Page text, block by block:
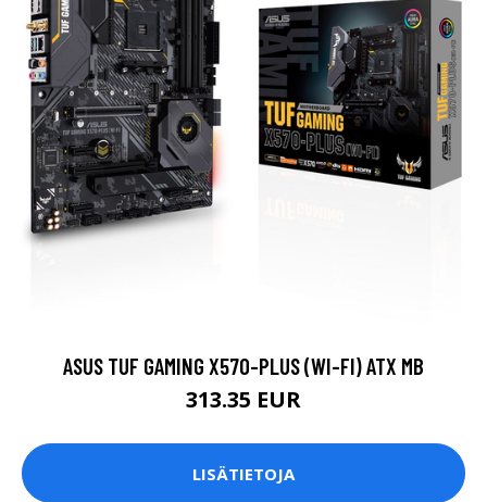
ASUS TUF GAMING X570-PLUS (WI-FI) ATX MB
313.35 EUR
LISÄTIETOJA